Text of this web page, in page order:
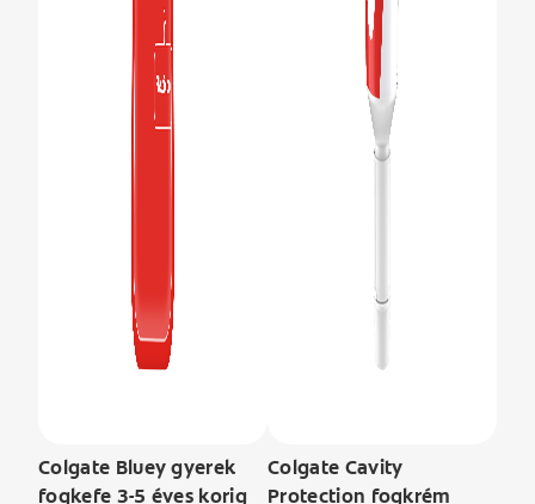
Colgate Bluey gyerek
fogkefe 3-5 éves korig
Colgate Cavity
Protection fogkrém